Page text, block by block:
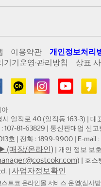
이용약관
개인정보처리
기기운영·관리방침
상표
아
일직로 40 (일직동 163-3) | 대
107-81-63829 | 통신판매업 신고
호 | 전화 : 1899-9900 | E-mail :
(매장/온라인) | 개인 정보 보
) | 호스
| 사업자정보확인
트코 온라인몰 서비스 운영(심사